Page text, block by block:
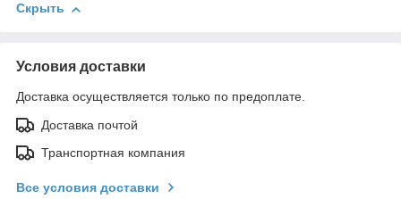
Скрыть
Условия доставки
Доставка осуществляется только по предоплате.
Доставка почтой
Транспортная компания
Все условия доставки